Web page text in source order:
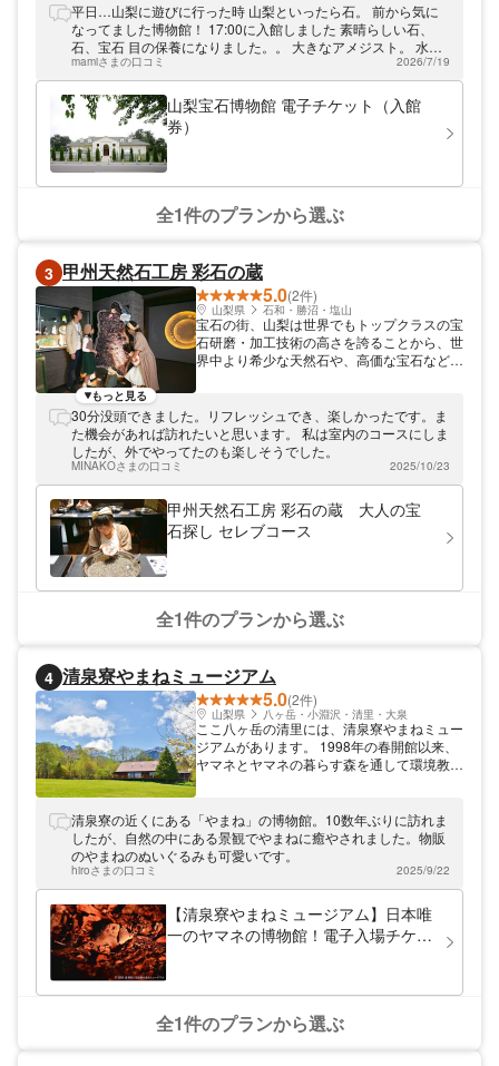
平日…山梨に遊びに行った時 山梨といったら石。 前から気に
なってました博物館！ 17:00に入館しました 素晴らしい石、
石、宝石 目の保養になりました。。 大きなアメジスト。 水
晶。見応えありました。 18:00閉館でしたので焦ってましたが
1時間もかからず見れました！ 宝石は購入したい。と思える宝
石は 私にはありませんでした！ ありがとうございました。
mamiさまの口コミ 2026/7/19
山梨宝石博物館 電子チケット（入館
券）
全1件のプランから選ぶ
3 甲州天然石工房 彩石の蔵
5.0(2件)
山梨県 石和・勝沼・塩山
宝石の街、山梨は世界でもトップクラスの宝
石研磨・加工技術の高さを誇ることから、世
界中より希少な天然石や、高価な宝石などが
石、美しい宝石、不思議で面白い石などの
「石」を皆様にご紹介する博物館です。（店
舗サイト：https://k-tennenseki.com/） ま
た、甲州天然石工房 彩石の蔵では大人の方
からお子様まで楽しんでいただける体験イベ
ントをご用意しています。 中でも本物の宝
石を見つけることができる「宝石探し」は大
人気で、時間を忘れて楽しんでいただけます
ては最新の情報とは限りません。 必ずご自
身で事前にご確認の上、ご利用ください。
もっと見る
30分没頭できました。リフレッシュでき、楽しかったです。ま
た機会があれば訪れたいと思います。 私は室内のコースにしま
したが、外でやってたのも楽しそうでした。
MINAKOさまの口コミ 2025/10/23
甲州天然石工房 彩石の蔵 大人の宝
石探し セレブコース
全1件のプランから選ぶ
4 清泉寮やまねミュージアム
5.0(2件)
山梨県 八ヶ岳・小淵沢・清里・大泉
ここ八ヶ岳の清里には、清泉寮やまねミュー
ジアムがあります。 1998年の春開館以来、
ヤマネとヤマネの暮らす森を通して環境教
ど、手に取って楽しめる展示でヤマネとヤマ
ネの暮らす森、その森を未来へつなぐための
提案を紹介してる施設です。 ●生体展示(生
きたヤマネの展示)はありません。
清泉寮の近くにある「やまね」の博物館。10数年ぶりに訪れま
したが、自然の中にある景観でやまねに癒やされました。物販
のやまねのぬいぐるみも可愛いです。
hiroさまの口コミ 2025/9/22
【清泉寮やまねミュージアム】日本唯
一のヤマネの博物館！電子入場チケッ
全1件のプランから選ぶ